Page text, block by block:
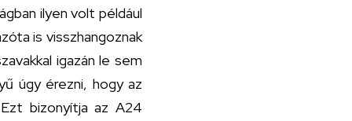
ilyen volt például
is visszhangoznak
igazán le sem
úgy érezni, hogy az
bizonyítja az A24